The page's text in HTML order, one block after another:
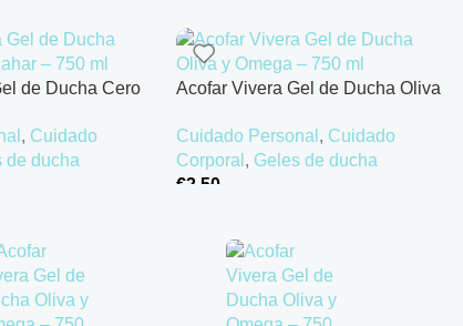
de Ducha Cero
, Cuidado
de ducha
Acofar Vivera Gel de Ducha Oliva
Cuidado Personal , Cuidado
Corporal , Geles de ducha
€2.50